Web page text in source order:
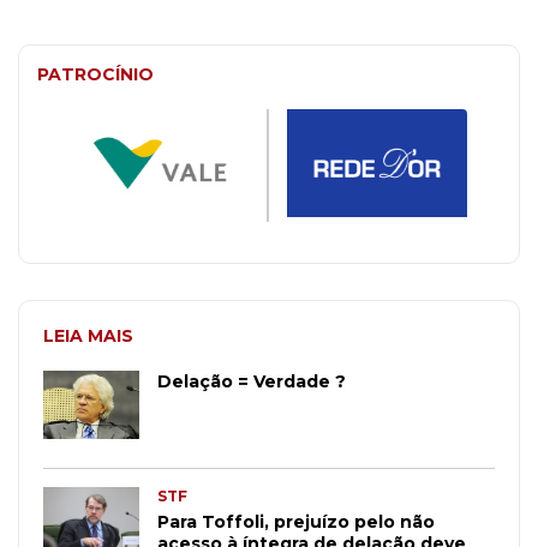
PATROCÍNIO
LEIA MAIS
Delação = Verdade ?
STF
Para Toffoli, prejuízo pelo não